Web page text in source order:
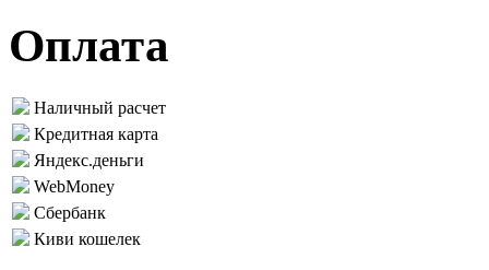
Оплата
Наличный расчет
Кредитная карта
Яндекс.деньги
WebMoney
Сбербанк
Киви кошелек